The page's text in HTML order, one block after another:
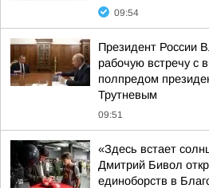
09:54
Президент России
рабочую встречу с
полпредом
Трутневым
09:51
«Здесь встает
Дмитрий Бивол
единоборств в